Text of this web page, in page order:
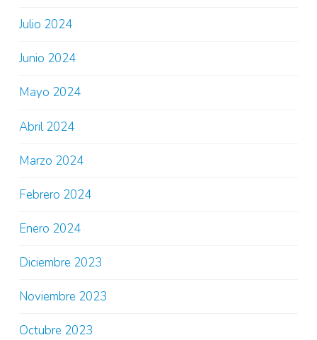
Julio 2024
Junio 2024
Mayo 2024
Abril 2024
Marzo 2024
Febrero 2024
Enero 2024
Diciembre 2023
Noviembre 2023
Octubre 2023